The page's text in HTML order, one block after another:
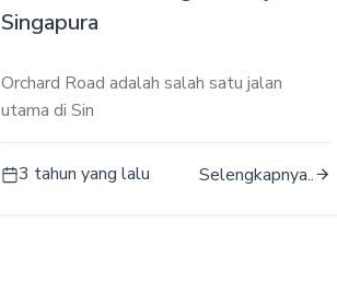
Singapura
Orchard Road adalah salah satu jalan
utama di Sin
3 tahun yang lalu Selengkapnya..